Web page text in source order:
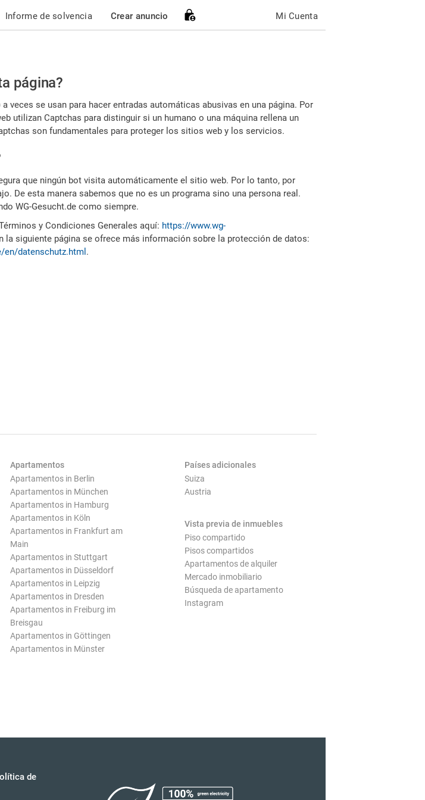
Informe de solvencia Crear anuncio Mi Cuenta
página?
veces se usan para hacer entradas automáticas abusivas en una página. Por
utilizan Captchas para distinguir si un humano o una máquina rellena un
son fundamentales para proteger los sitios web y los servicios.
que ningún bot visita automáticamente el sitio web. Por lo tanto, por
De esta manera sabemos que no es un programa sino una persona real.
WG-Gesucht.de como siempre.
y Condiciones Generales aquí: https://www.wg-
la siguiente página se ofrece más información sobre la protección de datos:
en/datenschutz.html .
Apartamentos
Apartamentos in Berlin
Apartamentos in München
Apartamentos in Hamburg
Apartamentos in Köln
Apartamentos in Frankfurt am
Main
Apartamentos in Stuttgart
Apartamentos in Düsseldorf
Apartamentos in Leipzig
Apartamentos in Dresden
Apartamentos in Freiburg im
Breisgau
Apartamentos in Göttingen
Apartamentos in Münster
Países adicionales
Suiza
Austria
Vista previa de inmuebles
Piso compartido
Pisos compartidos
Apartamentos de alquiler
Mercado inmobiliario
Búsqueda de apartamento
Instagram
de